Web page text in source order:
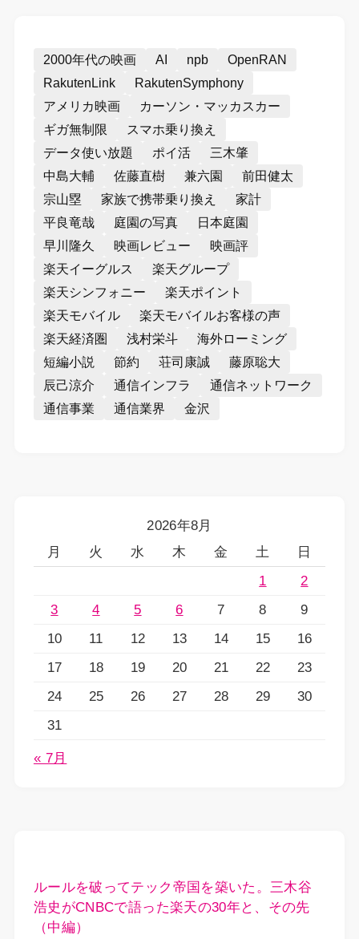
2000年代の映画 AI npb
OpenRAN
RakutenLink
RakutenSymphony
アメリカ映画
カーソン・マッカスカー
ギガ無制限
スマホ乗り換え
データ使い放題
ポイ活
三木肇
中島大輔
佐藤直樹 兼六園
前田健太
宗山塁
家族で携帯乗り換え
家計
平良竜哉
庭園の写真
日本庭園
早川隆久
映画レビュー
映画評
楽天イーグルス
楽天グループ
楽天シンフォニー
楽天ポイント
楽天モバイル
楽天モバイルお客様の声
楽天経済圏
浅村栄斗
海外ローミング
短編小説
節約 荘司康誠
藤原聡大
辰己涼介
通信インフラ
通信ネットワーク
通信事業
通信業界 金沢
2026年8月
月
火 水 木 金 土
日
1
2
3
4 5 6 7 8
9
10
11 12 13 14 15
16
17
18 19 20 21 22
23
24
25 26 27 28 29
30
31
« 7月
ルールを破ってテック帝国を築いた。三木谷
浩史がCNBCで語った楽天の30年と、その先
（中編）